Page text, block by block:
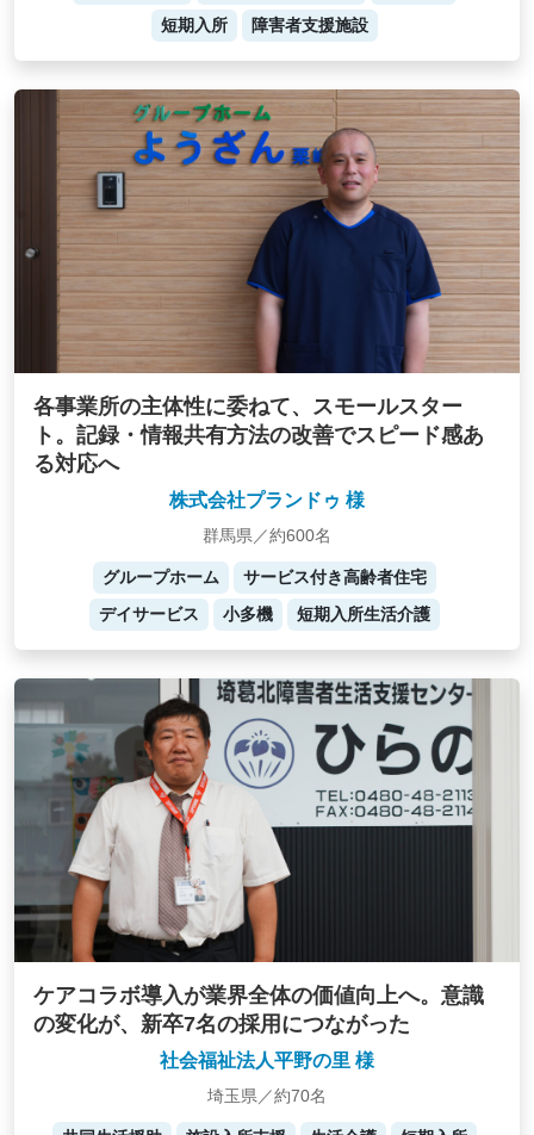
短期入所
障害者支援施設
各事業所の主体性に委ねて、スモールスター
ト。記録・情報共有方法の改善でスピード感あ
る対応へ
株式会社プランドゥ 様
群馬県／約600名
グループホーム
サービス付き高齢者住宅
デイサービス
小多機 短期入所生活介護
ケアコラボ導入が業界全体の価値向上へ。意識
の変化が、新卒7名の採用につながった
社会福祉法人平野の里 様
埼玉県／約70名